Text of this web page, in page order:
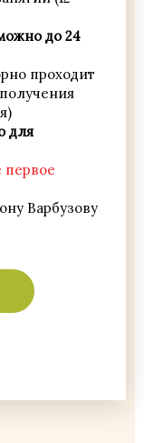
до 24
проходит
для
первое
Варбузову